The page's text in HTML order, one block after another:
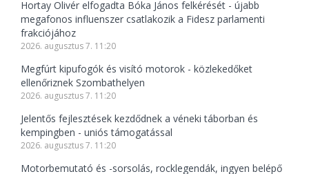
Hortay Olivér elfogadta Bóka János felkérését - újabb
megafonos influenszer csatlakozik a Fidesz parlamenti
frakciójához
2026. augusztus 7. 11:20
Megfúrt kipufogók és visító motorok - közlekedőket
ellenőriznek Szombathelyen
2026. augusztus 7. 11:20
Jelentős fejlesztések kezdődnek a véneki táborban és
kempingben - uniós támogatással
2026. augusztus 7. 11:20
Motorbemutató és -sorsolás, rocklegendák, ingyen belépő